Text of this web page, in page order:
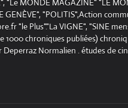
"Le MONDE MAGAZINE" "LE
GENÈVE", "POLITIS",Action
"le Plus"."La VIGNE", "SINE
chroniques publiées)
Normalien . études de